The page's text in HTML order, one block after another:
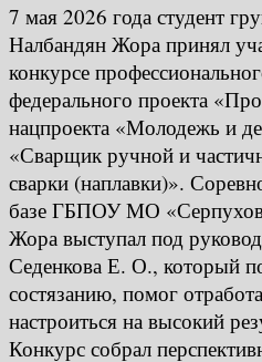
7 мая 2026 года студент
Налбандян Жора принял
конкурсе
федерального проекта
нацпроекта «Молодежь и
«Сварщик ручной и
сварки (наплавки)».
базе ГБПОУ МО
Жора выступал под
Седенкова Е. О., который
состязанию, помог
настроиться на высокий
Конкурс собрал